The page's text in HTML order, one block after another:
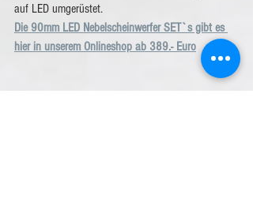
auf LED umgerüstet.
Die 90mm LED Nebelscheinwerfer SET`s gibt es
hier in unserem Onlineshop ab 389.- Euro